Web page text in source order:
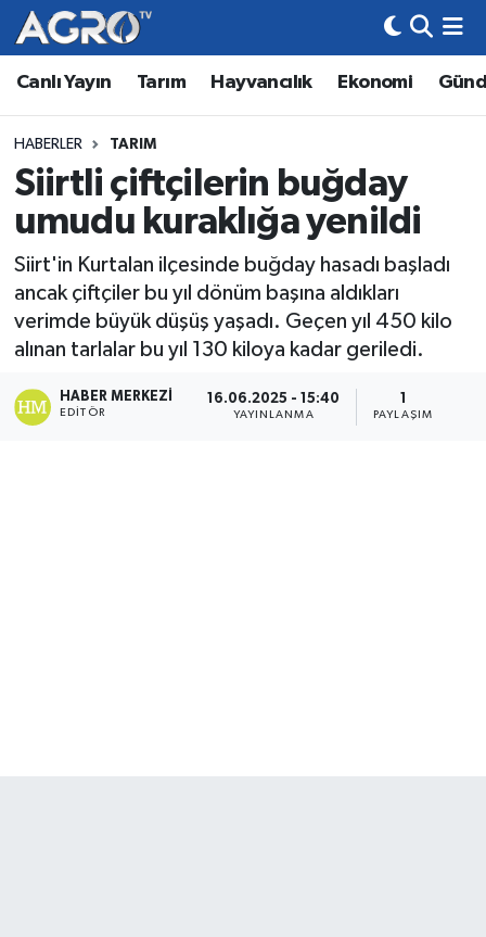
Canlı Yayın Tarım Hayvancılık Ekonomi
HABERLER TARIM
Siirtli çiftçilerin buğday
umudu kuraklığa yenildi
Siirt'in Kurtalan ilçesinde buğday hasadı başladı
ancak çiftçiler bu yıl dönüm başına aldıkları
verimde büyük düşüş yaşadı. Geçen yıl 450 kilo
alınan tarlalar bu yıl 130 kiloya kadar geriledi.
HABER MERKEZI
EDITÖR
16.06.2025 - 15:40
YAYINLANMA PAYLAŞIM
Hava Durumu
Trafik Durumu
Süper Lig Puan Durumu ve Fikstür
Son Dakika Haberleri
Haber Arşivi